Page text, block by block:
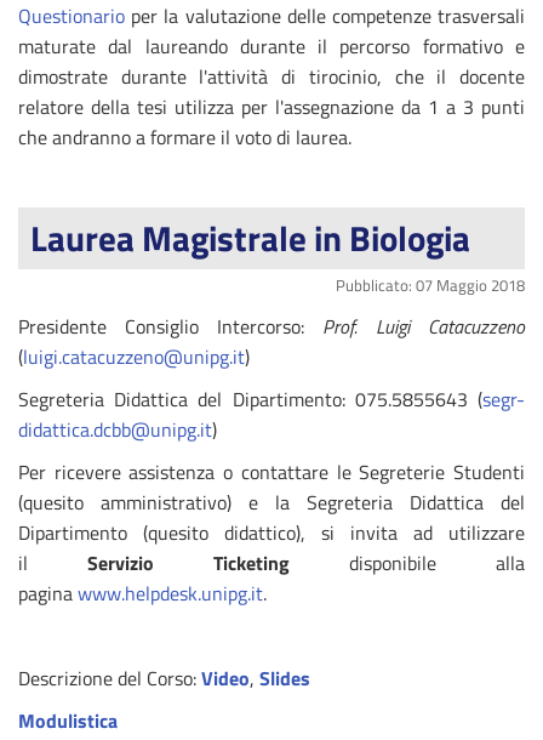
Questionario per la valutazione delle competenze trasversali
maturate dal laureando durante il percorso formativo e
dimostrate durante l'attività di tirocinio, che il docente
relatore della tesi utilizza per l'assegnazione da 1 a 3 punti
che andranno a formare il voto di laurea.
Laurea Magistrale in Biologia
Pubblicato: 07 Maggio 2018
Presidente Consiglio Intercorso: Prof. Luigi Catacuzzeno
(luigi.catacuzzeno@unipg.it)
Segreteria Didattica del Dipartimento: 075.5855643 (segr-
didattica.dcbb@unipg.it)
Per ricevere assistenza o contattare le Segreterie Studenti
(quesito amministrativo) e la Segreteria Didattica del
Dipartimento (quesito didattico), si invita ad utilizzare
il Servizio Ticketing disponibile alla
paginawww.helpdesk.unipg.it.
Descrizione del Corso:Video, Slides
Modulistica